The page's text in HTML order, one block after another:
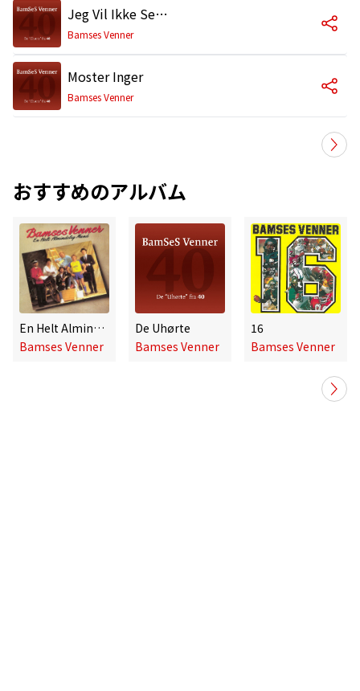
Jeg Vil Ikke Se Dig Her
Bamses Venner
Moster Inger
Bamses Venner
おすすめのアルバム
En Helt Almindelig Mand
Bamses Venner
De Uhørte
Bamses Venner
16
Bamses Venner